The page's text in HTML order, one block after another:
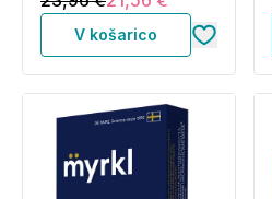
V košarico